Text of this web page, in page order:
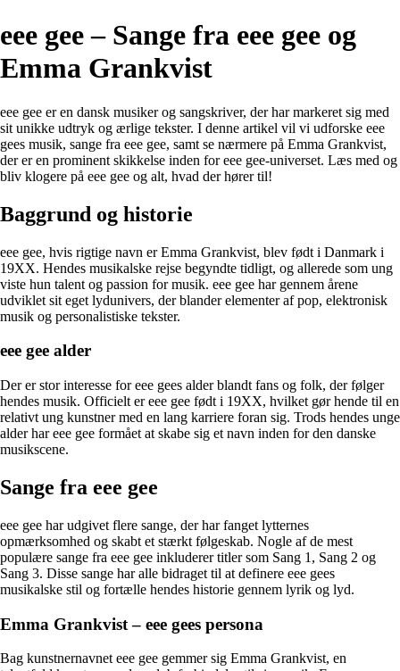
eee gee – Sange fra eee gee og
Emma Grankvist
eee gee er en dansk musiker og sangskriver, der har markeret sig med
sit unikke udtryk og ærlige tekster. I denne artikel vil vi udforske eee
gees musik, sange fra eee gee, samt se nærmere på Emma Grankvist,
der er en prominent skikkelse inden for eee gee-universet. Læs med og
bliv klogere på eee gee og alt, hvad der hører til!
Baggrund og historie
eee gee, hvis rigtige navn er Emma Grankvist, blev født i Danmark i
19XX. Hendes musikalske rejse begyndte tidligt, og allerede som ung
viste hun talent og passion for musik. eee gee har gennem årene
udviklet sit eget lydunivers, der blander elementer af pop, elektronisk
musik og personalistiske tekster.
eee gee alder
Der er stor interesse for eee gees alder blandt fans og folk, der følger
hendes musik. Officielt er eee gee født i 19XX, hvilket gør hende til en
relativt ung kunstner med en lang karriere foran sig. Trods hendes unge
alder har eee gee formået at skabe sig et navn inden for den danske
musikscene.
Sange fra eee gee
eee gee har udgivet flere sange, der har fanget lytternes
opmærksomhed og skabt et stærkt følgeskab. Nogle af de mest
populære sange fra eee gee inkluderer titler som Sang 1, Sang 2 og
Sang 3. Disse sange har alle bidraget til at definere eee gees
musikalske stil og fortælle hendes historie gennem lyrik og lyd.
Emma Grankvist – eee gees persona
Bag kunstnernavnet eee gee gemmer sig Emma Grankvist, en